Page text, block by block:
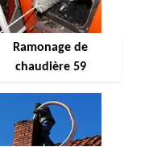
Ramonage de
chaudière 59